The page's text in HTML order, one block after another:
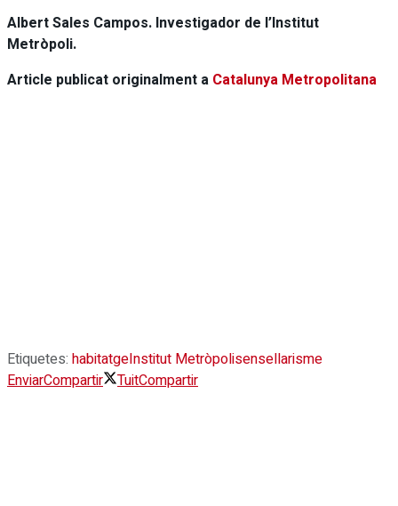
Albert Sales Campos. Investigador de l’Institut
Metròpoli.
Article publicat originalment a Catalunya Metropolitana
Etiquetes: habitatgeInstitut Metròpolisensellarisme
EnviarCompartir TuitCompartir